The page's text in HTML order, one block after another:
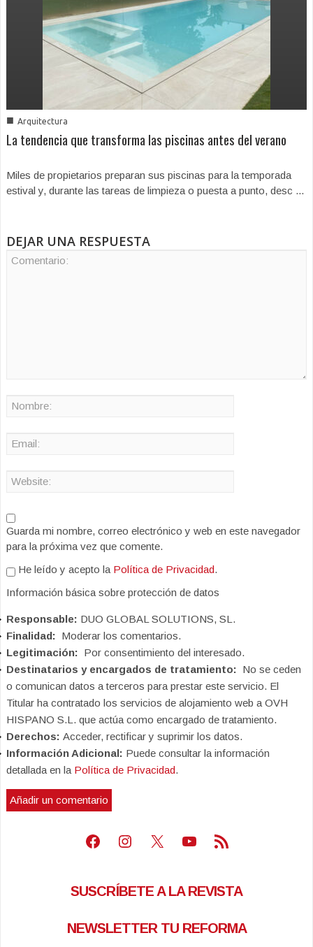
■ Arquitectura
La tendencia que transforma las piscinas antes del verano
Miles de propietarios preparan sus piscinas para la temporada
estival y, durante las tareas de limpieza o puesta a punto, desc ...
DEJAR UNA RESPUESTA
Guarda mi nombre, correo electrónico y web en este navegador
para la próxima vez que comente.
He leído y acepto la Política de Privacidad.
Información básica sobre protección de datos
Responsable: DUO GLOBAL SOLUTIONS, SL.
Finalidad: Moderar los comentarios.
Legitimación: Por consentimiento del interesado.
Destinatarios y encargados de tratamiento: No se ceden
o comunican datos a terceros para prestar este servicio. El
Titular ha contratado los servicios de alojamiento web a OVH
HISPANO S.L. que actúa como encargado de tratamiento.
Derechos: Acceder, rectificar y suprimir los datos.
Información Adicional: Puede consultar la información
detallada en la Política de Privacidad.
Facebook
Instagram
X Youtube
Feed RSS
SUSCRÍBETE A LA REVISTA
NEWSLETTER TU REFORMA